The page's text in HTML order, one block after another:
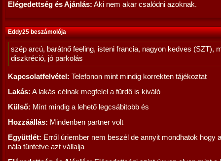
Elégedettség és Ajánlás: Aki nem akar csalódni azoknak.
Eddy25 beszámolója
szép arcú, barátnő feeling, isteni francia, nagyon kedves (SZT),
diszkréció, jó parkolás
Kapcsolatfelvétel: Telefonon mint mindig korrekten tájékoztat
Lakás: A lakás célnak megfelel a fürdő is kiváló
Külső: Mint mindig a lehető legcsábitobb és
Hozzáállás: Mindenben partner volt
Együttlét: Erről úriember nem beszél de annyit mondhatok hogy
nála tüntetve azt vállalja